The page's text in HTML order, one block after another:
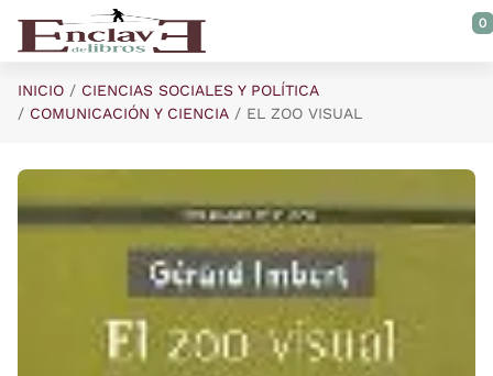
Saltar al contenido principal
0
INICIO
CIENCIAS SOCIALES Y POLÍTICA
COMUNICACIÓN Y CIENCIA
EL ZOO VISUAL